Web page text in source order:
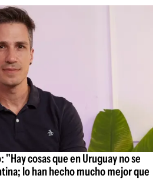
cosas que en Uruguay no se
lo han hecho mucho mejor que